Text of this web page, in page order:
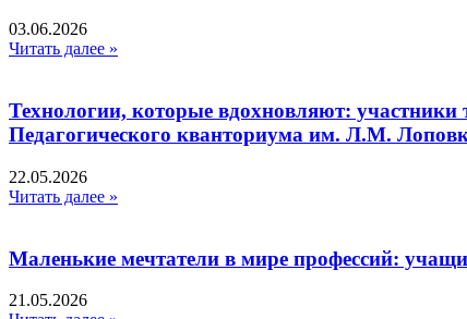
03.06.2026
Читать далее »
Технологии, которые вдохновляют: участники
Педагогического кванториума им. Л.М.
22.05.2026
Читать далее »
Маленькие мечтатели в мире профессий:
21.05.2026